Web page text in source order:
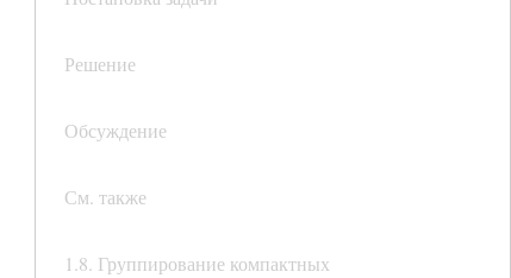
Решение
Обсуждение
См. также
1.8. Группирование компактных